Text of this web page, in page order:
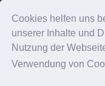
Cookies helfen uns
unserer Inhalte und
Nutzung der
Verwendung von